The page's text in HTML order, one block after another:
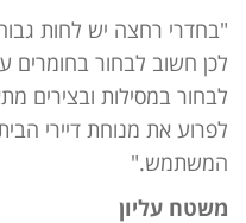
"בחדרי רחצה יש לחות
לכן חשוב לבחור בחומרים
לבחור במסילות ובצירים
לפרוע את מנוחת דיירי
המשתמש."
משטח עליון